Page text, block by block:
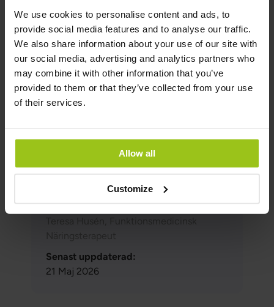
We use cookies to personalise content and ads, to
provide social media features and to analyse our traffic.
We also share information about your use of our site with
our social media, advertising and analytics partners who
may combine it with other information that you’ve
provided to them or that they’ve collected from your use
of their services.
Allow all
Customize
Det viktigaste är att inte fastna i kortsiktiga
lösningar. När man jobbar metodiskt och ser till
helheten blir det ofta lättare att skapa verklig
förändring. Då ökar också chansen att besvären
inte bara dämpas tillfälligt, utan faktiskt
förbättras på sikt. Kontakta oss via mail för att få
vårt Candida-protokoll helt kostnadsfritt.
Författare:
Bäst på hälsa
Granskare:
Senast uppdaterad:
21 Maj 2026